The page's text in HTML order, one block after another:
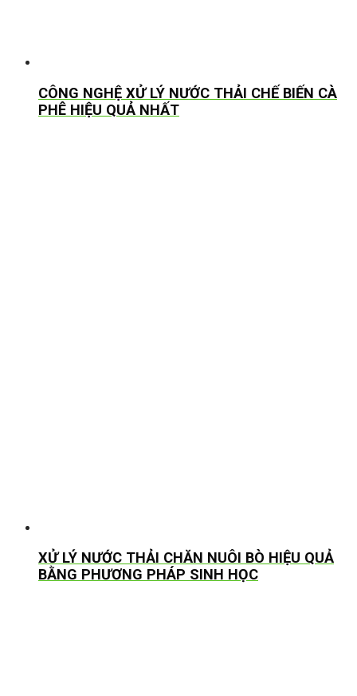
CÔNG NGHỆ XỬ LÝ NƯỚC THẢI CHẾ BIẾN CÀ
PHÊ HIỆU QUẢ NHẤT
XỬ LÝ NƯỚC THẢI CHĂN NUÔI BÒ HIỆU QUẢ
BẰNG PHƯƠNG PHÁP SINH HỌC